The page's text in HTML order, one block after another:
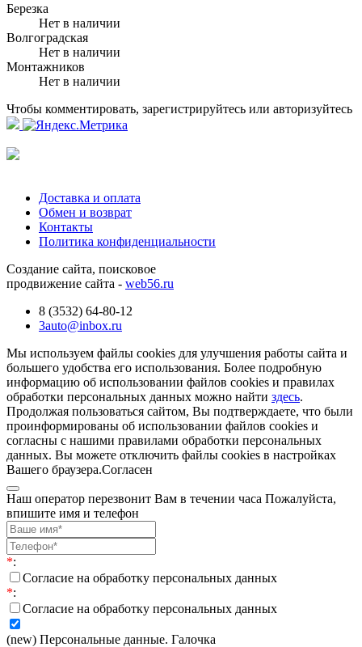
Березка
Нет в наличии
Волгоградская
Нет в наличии
Монтажников
Нет в наличии
Чтобы комментировать, зарегистрируйтесь или авторизуйтесь
Доставка и оплата
Обмен и возврат
Контакты
Политика конфиденциальности
Создание сайта, поисковое
продвижение сайта - web56.ru
8 (3532) 64-80-12
3auto@inbox.ru
Мы используем файлы cookies для улучшения работы сайта и
большего удобства его использования. Более подробную
информацию об использовании файлов cookies и правилах
обработки персональных данных можно найти здесь.
Продолжая пользоваться сайтом, Вы подтверждаете, что были
проинформированы об использовании файлов cookies и
согласны с нашими правилами обработки персональных
данных. Вы можете отключить файлы cookies в настройках
Вашего браузера.Согласен
Наш оператор перезвонит Вам в течении часа Пожалуйста,
впишите имя и телефон
*:
Согласие на обработку персональных данных
*:
Согласие на обработку персональных данных
(new) Персональные данные. Галочка